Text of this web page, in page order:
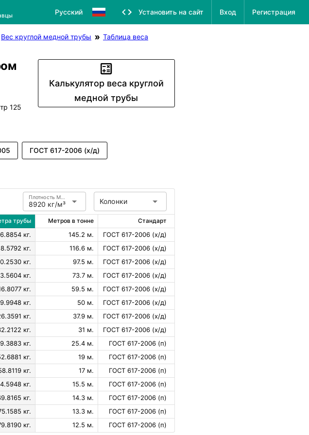
Русский Установить на сайт Вход Регистрация
Вес круглой медной трубы
Таблица веса
125
Калькулятор веса круглой
медной трубы
ГОСТ 617-2006 (х/д)
8920 кг/м³
Плотность Медь Колонки
трубы Метров в тонне Стандарт
6.8854 кг. 145.2 м.
ГОСТ 617-2006 (х/д)
8.5792 кг. 116.6 м.
ГОСТ 617-2006 (х/д)
кг. 97.5 м.
ГОСТ 617-2006 (х/д)
кг. 73.7 м.
ГОСТ 617-2006 (х/д)
кг. 59.5 м.
ГОСТ 617-2006 (х/д)
кг. 50 м.
ГОСТ 617-2006 (х/д)
кг. 37.9 м.
ГОСТ 617-2006 (х/д)
кг. 31 м.
ГОСТ 617-2006 (х/д)
кг. 25.4 м.
ГОСТ 617-2006 (п)
кг. 19 м.
ГОСТ 617-2006 (п)
кг. 17 м.
ГОСТ 617-2006 (п)
кг. 15.5 м.
ГОСТ 617-2006 (п)
кг. 14.3 м.
ГОСТ 617-2006 (п)
кг. 13.3 м.
ГОСТ 617-2006 (п)
кг. 12.5 м. ГОСТ 617-2006 (п)